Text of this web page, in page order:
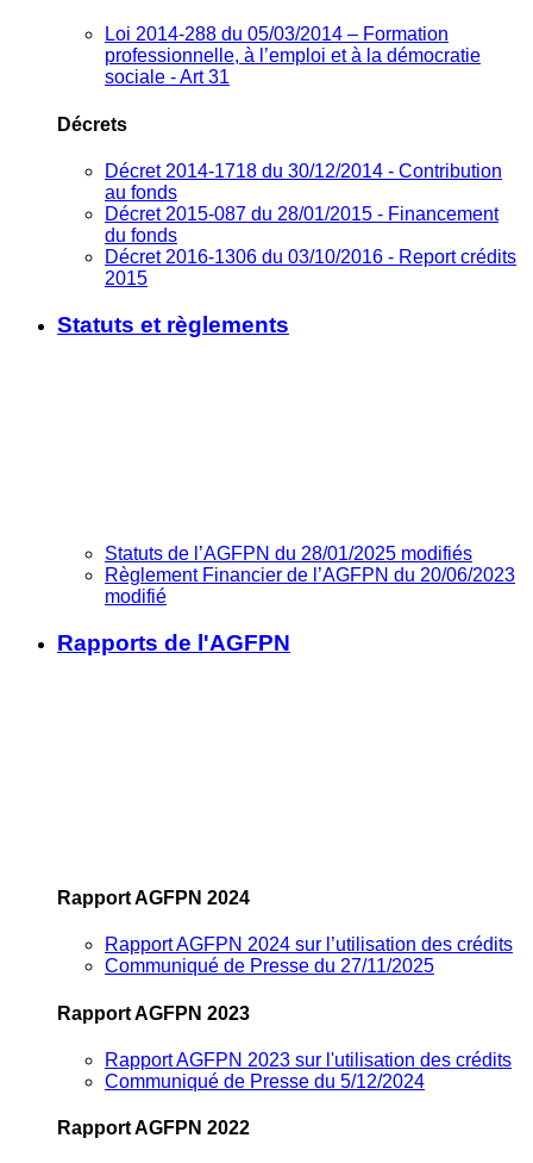
Loi 2014-288 du 05/03/2014 – Formation
professionnelle, à l’emploi et à la démocratie
sociale - Art 31
Décrets
Décret 2014-1718 du 30/12/2014 - Contribution
au fonds
Décret 2015-087 du 28/01/2015 - Financement
du fonds
Décret 2016-1306 du 03/10/2016 - Report crédits
2015
Statuts et règlements
Statuts de l’AGFPN du 28/01/2025 modifiés
Règlement Financier de l’AGFPN du 20/06/2023
modifié
Rapports de l'AGFPN
Rapport AGFPN 2024
Rapport AGFPN 2024 sur l’utilisation des crédits
Communiqué de Presse du 27/11/2025
Rapport AGFPN 2023
Rapport AGFPN 2023 sur l'utilisation des crédits
Communiqué de Presse du 5/12/2024
Rapport AGFPN 2022